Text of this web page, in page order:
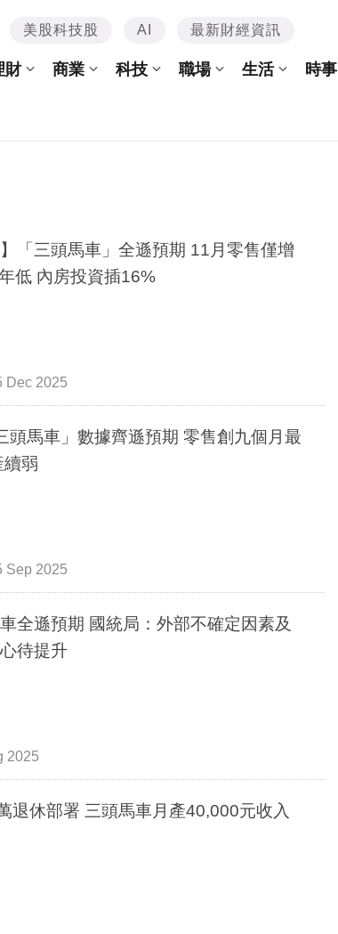
美股科技股 AI 最新財經資訊
財 商業 科技 職場 生活 時事
】「三頭馬車」全遜預期 11月零售僅增
低 內房投資插16%
Dec 2025
頭馬車」數據齊遜預期 零售創九個月最
續弱
Sep 2025
局：外部不確定因素及
待提升
2025
退休部署 三頭馬車月產40,000元收入